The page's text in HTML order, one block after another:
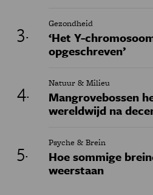
Gezondheid
‘Het Y-
opgeschreven’
Natuur & Milieu
Mangrovebossen
wereldwijd na
Psyche & Brein
Hoe sommige
weerstaan